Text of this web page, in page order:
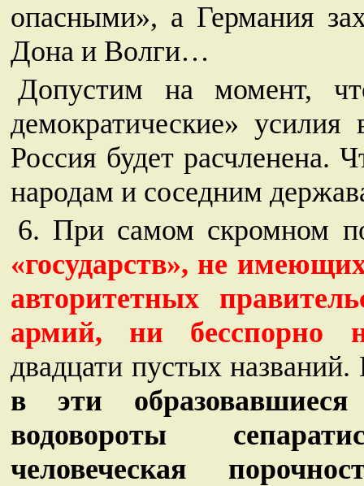
опасными», а Германия
Дона и Волги…
Допустим на момент,
демократические»
Россия будет расчленена.
народам и соседним
6. При самом скромном
«государств», не
авторитетных
армий, ни бесспорно
двадцати пустых
в эти
водовороты
человеческая